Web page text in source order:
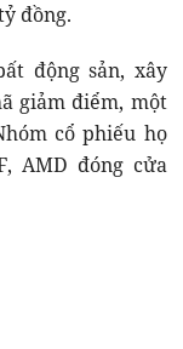
đồng.
động sản, xây
giảm điểm, một
cổ phiếu họ
AMD đóng cửa